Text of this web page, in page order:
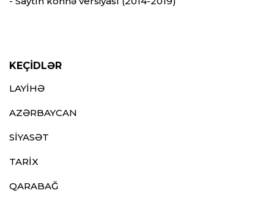
KEÇİDLƏR
LAYİHƏ
AZƏRBAYCAN
SİYASƏT
TARİX
QARABAĞ